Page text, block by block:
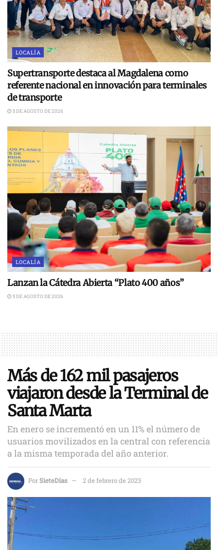
LOCALÍA
Supertransporte destaca al Magdalena como
referente nacional en innovación para terminales
de transporte
5 DE AGOSTO DE 2026
LOCALÍA
Lanzan la Cátedra Abierta “Plato 400 años”
5 DE AGOSTO DE 2026
Más de 162 mil pasajeros
viajaron desde la Terminal de
Santa Marta
En enero se incrementó en un 11% el número de
usuarios movilizados en la central con referencia
a la misma temporada del año anterior.
PorSieteDías 2 de febrero de 2023